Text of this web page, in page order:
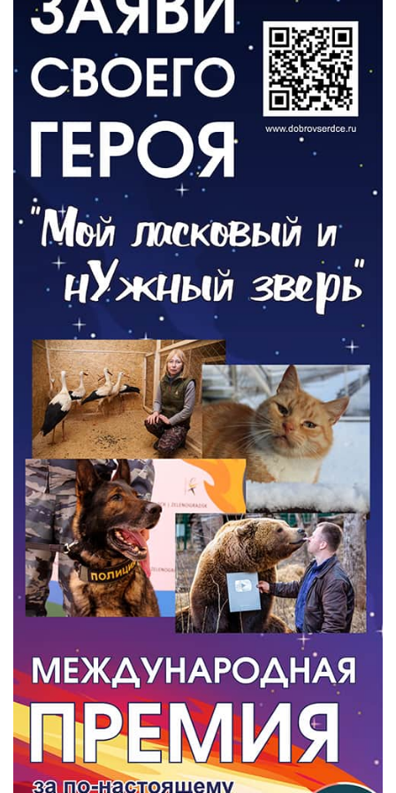
ВЛАСТЬ
День памяти и «Симфония народов»
06.08.2026
Новый настил на экотропе
05.08.2026